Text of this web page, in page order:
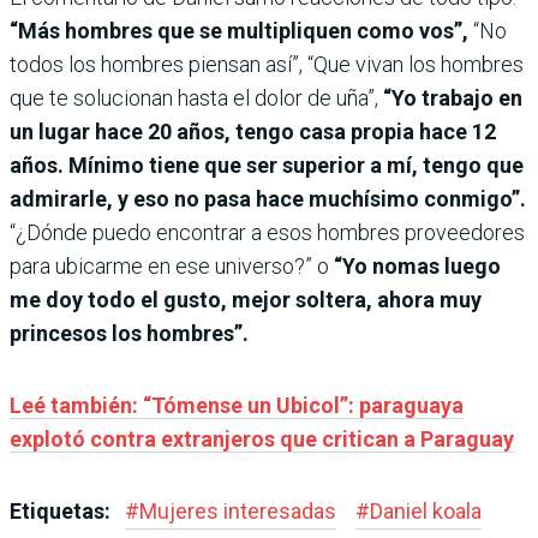
“Más hombres que se multipliquen como vos”, “No
todos los hombres piensan así”, “Que vivan los hombres
que te solucionan hasta el dolor de uña”, “Yo trabajo en
un lugar hace 20 años, tengo casa propia hace 12
años. Mínimo tiene que ser superior a mí, tengo que
admirarle, y eso no pasa hace muchísimo conmigo”.
“¿Dónde puedo encontrar a esos hombres proveedores
para ubicarme en ese universo?” o “Yo nomas luego
me doy todo el gusto, mejor soltera, ahora muy
princesos los hombres”.
Leé también: “Tómense un Ubicol”: paraguaya
explotó contra extranjeros que critican a Paraguay
Etiquetas: #Mujeres interesadas #Daniel koala